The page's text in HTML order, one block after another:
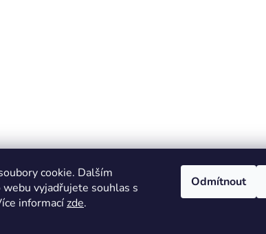
cookie. Dalším
vyjadřujete souhlas s
informacízde.
Odmítnout